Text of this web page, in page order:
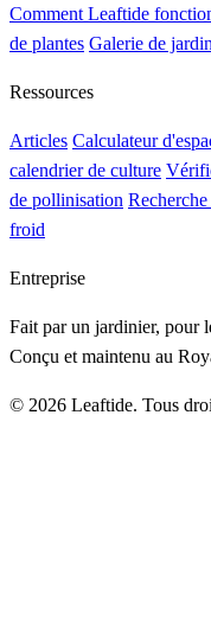
Comment Leaftide
de plantes Galerie de
Ressources
Articles Calculateur
calendrier de culture
de pollinisation Recherche
froid
Entreprise
Fait par un jardinier, pour
Conçu et maintenu au
© 2026 Leaftide. Tous